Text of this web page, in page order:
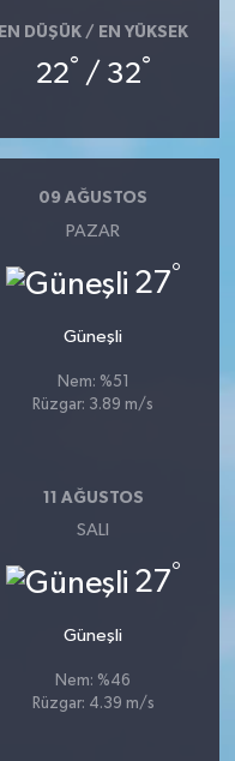
EN DÜŞÜK / EN YÜKSEK
22° / 32°
09 AĞUSTOS
PAZAR
27°
Güneşli
Nem: %51
Rüzgar: 3.89 m/s
11 AĞUSTOS
SALI
27°
Güneşli
Nem: %46
Rüzgar: 4.39 m/s